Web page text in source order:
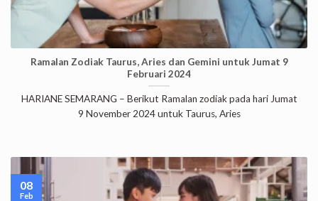
Ramalan Zodiak Taurus, Aries dan Gemini untuk Jumat 9
Februari 2024
HARIANE SEMARANG – Berikut Ramalan zodiak pada hari Jumat
9 November 2024 untuk Taurus, Aries
08
Feb